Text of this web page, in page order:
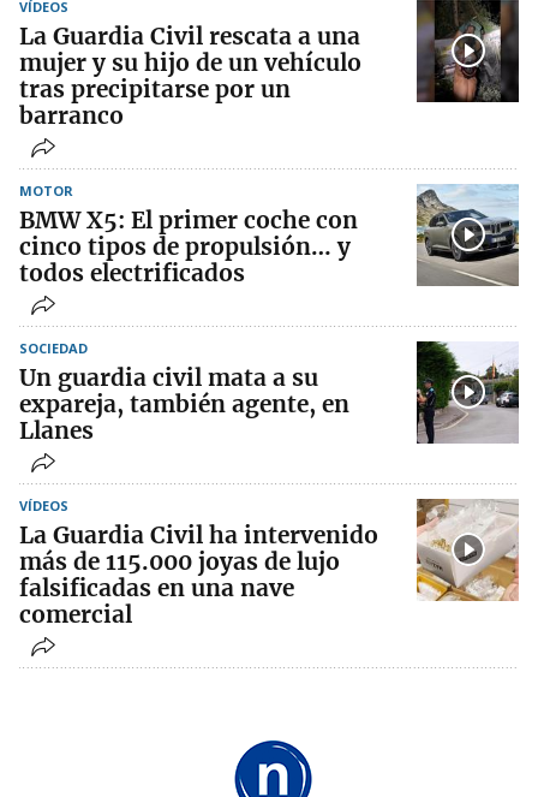
VÍDEOS
La Guardia Civil rescata a una
mujer y su hijo de un vehículo
tras precipitarse por un
barranco
MOTOR
BMW X5: El primer coche con
cinco tipos de propulsión… y
todos electrificados
SOCIEDAD
Un guardia civil mata a su
expareja, también agente, en
Llanes
VÍDEOS
La Guardia Civil ha intervenido
más de 115.000 joyas de lujo
falsificadas en una nave
comercial